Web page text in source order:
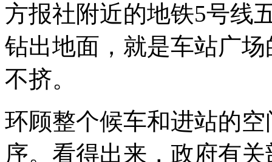
方报社附近的地铁5号线
钻出地面，就是车站广
不挤。
环顾整个候车和进站的
序。看得出来，政府有